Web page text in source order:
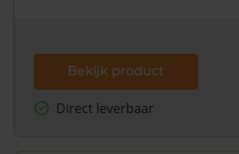
Bekijk product
Direct leverbaar